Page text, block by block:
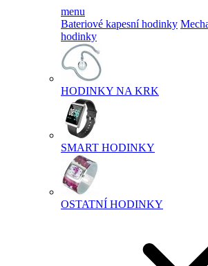
menu
Bateriové kapesní hodinky
hodinky
HODINKY NA KRK
SMART HODINKY
OSTATNÍ HODINKY